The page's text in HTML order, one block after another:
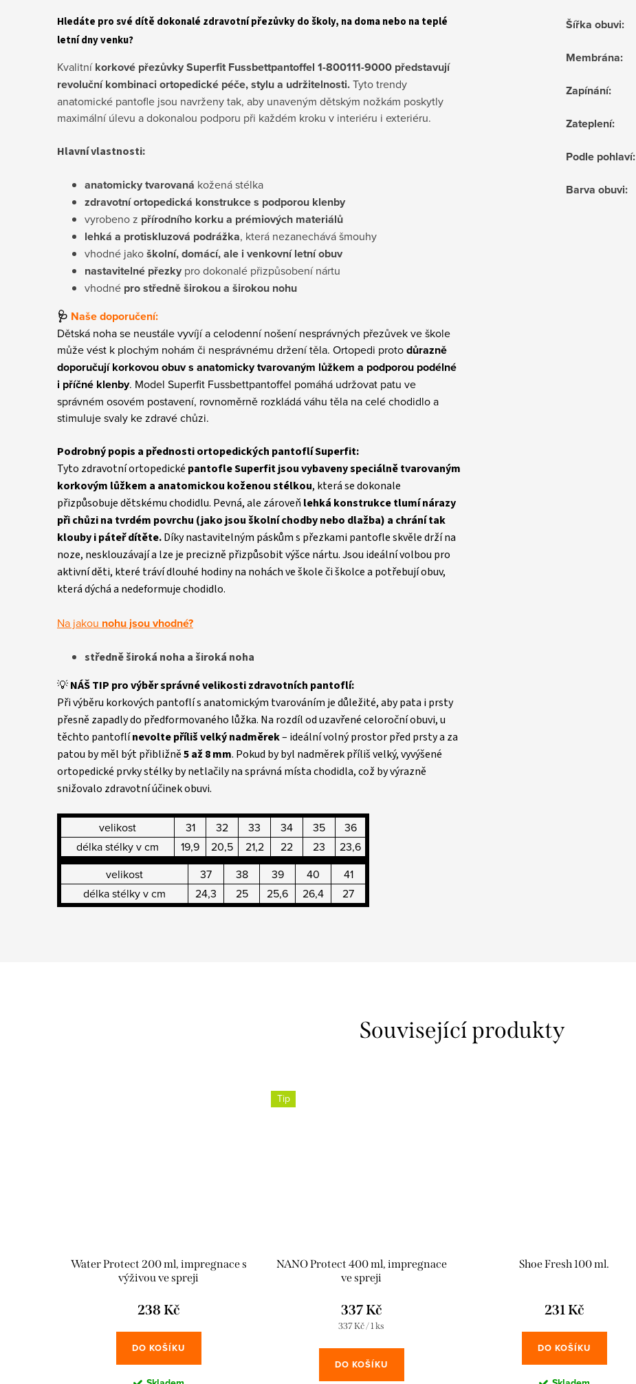
Hledáte pro své dítě dokonalé zdravotní přezůvky do školy, na doma nebo na teplé
letní dny venku?
Kvalitníkorkové přezůvky Superfit Fussbettpantoffel 1-800111-9000 představují
revoluční kombinaci ortopedické péče, stylu a udržitelnosti.Tyto trendy
anatomické pantofle jsou navrženy tak, aby unaveným dětským nožkám poskytly
maximální úlevu a dokonalou podporu při každém kroku v interiéru i exteriéru.
Hlavní vlastnosti:
anatomicky tvarovaná kožená stélka
zdravotní ortopedická konstrukce s podporou klenby
vyrobeno z přírodního korku a prémiových materiálů
lehká a protiskluzová podrážka, která nezanechává šmouhy
vhodné jakoškolní, domácí, ale i venkovní letní obuv
nastavitelné přezky pro dokonalé přizpůsobení nártu
vhodné pro středně širokou a širokou nohu
🩺 Naše doporučení:
Dětská noha se neustále vyvíjí a celodenní nošení nesprávných přezůvek ve škole
může vést k plochým nohám či nesprávnému držení těla. Ortopedi protodůrazně
doporučují korkovou obuv s anatomicky tvarovaným lůžkem a podporou podélné
i příčné klenby. Model Superfit Fussbettpantoffel pomáhá udržovat patu ve
správném osovém postavení, rovnoměrně rozkládá váhu těla na celé chodidlo a
stimuluje svaly ke zdravé chůzi.
Podrobný popis a přednosti ortopedických pantoflí Superfit:
Tyto zdravotní ortopedické pantofle Superfit jsou vybaveny speciálně tvarovaným
korkovým lůžkem a anatomickou koženou stélkou, která se dokonale
přizpůsobuje dětskému chodidlu. Pevná, ale zároveň lehká konstrukce tlumí nárazy
při chůzi na tvrdém povrchu (jako jsou školní chodby nebo dlažba) a chrání tak
klouby i páteř dítěte.Díky nastavitelným páskům s přezkami pantofle skvěle drží na
noze, nesklouzávají a lze je precizně přizpůsobit výšce nártu. Jsou ideální volbou pro
aktivní děti, které tráví dlouhé hodiny na nohách ve škole či školce a potřebují obuv,
která dýchá a nedeformuje chodidlo.
Na jakou nohu jsou vhodné?
středně široká noha a široká noha
💡NÁŠ TIP pro výběr správné velikosti zdravotních pantoflí:
Při výběru korkových pantoflí s anatomickým tvarováním je důležité, aby pata i prsty
přesně zapadly do předformovaného lůžka. Na rozdíl od uzavřené celoroční obuvi, u
těchto pantoflínevolte příliš velký nadměrek– ideální volný prostor před prsty a za
patou by měl být přibližně5 až 8 mm. Pokud by byl nadměrek příliš velký, vyvýšené
ortopedické prvky stélky by netlačily na správná místa chodidla, což by výrazně
snižovalo zdravotní účinek obuvi.
velikost 31 32 33 34 35
36
délka stélky v cm
19,9 20,5 21,2 22 23
23,6
velikost
37 38 39 40
41
délka stélky v cm
24,3 25 25,6 26,4 27
Šířka obuvi:
Membrána:
Zapínání:
Zateplení:
Podle pohlaví:
Barva obuvi:
Související produkty
Water Protect 200 ml, impregnace s
výživou ve spreji
238 Kč
DO KOŠÍKU
Tip
NANO Protect 400 ml, impregnace
ve spreji
337 Kč
Měrná
337 Kč / 1 ks
DO KOŠÍKU
Shoe Fresh 100 ml.
231 Kč
DO KOŠÍKU